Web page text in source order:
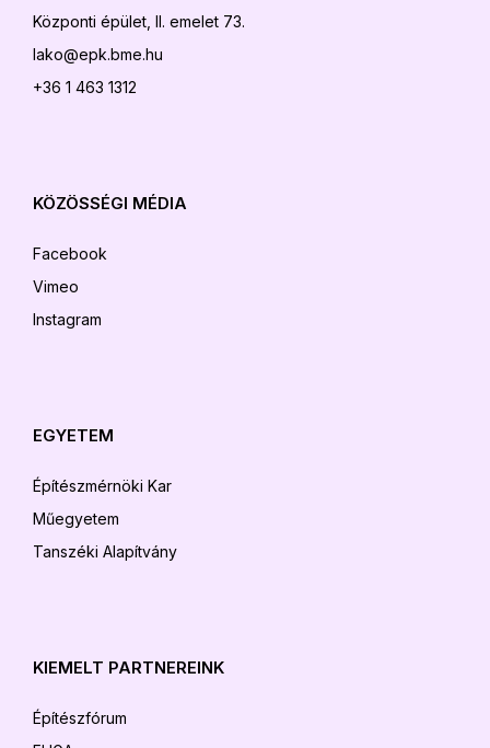
Központi épület, II. emelet 73.
lako@epk.bme.hu
+36 1 463 1312
KÖZÖSSÉGI MÉDIA
Facebook
Vimeo
Instagram
EGYETEM
Építészmérnöki Kar
Műegyetem
Tanszéki Alapítvány
KIEMELT PARTNEREINK
Építészfórum